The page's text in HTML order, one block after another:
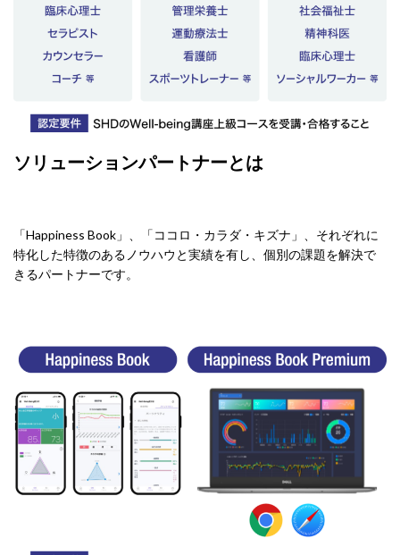
ソリューションパートナーとは
「Happiness Book」、「ココロ・カラダ・キズナ」、それぞれに
特化した特徴のあるノウハウと実績を有し、個別の課題を解決で
きるパートナーです。